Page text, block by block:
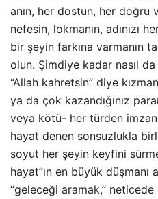
anın, her dostun, her doğru
nefesin, lokmanın, adınızı
bir şeyin farkına varmanın
olun. Şimdiye kadar nasıl
“Allah kahretsin” diye
ya da çok kazandığınız
veya kötü- her türden
hayat denen sonsuzlukla
soyut her şeyin keyfini
hayat”ın en büyük düşmanı
“geleceği aramak,” neticede